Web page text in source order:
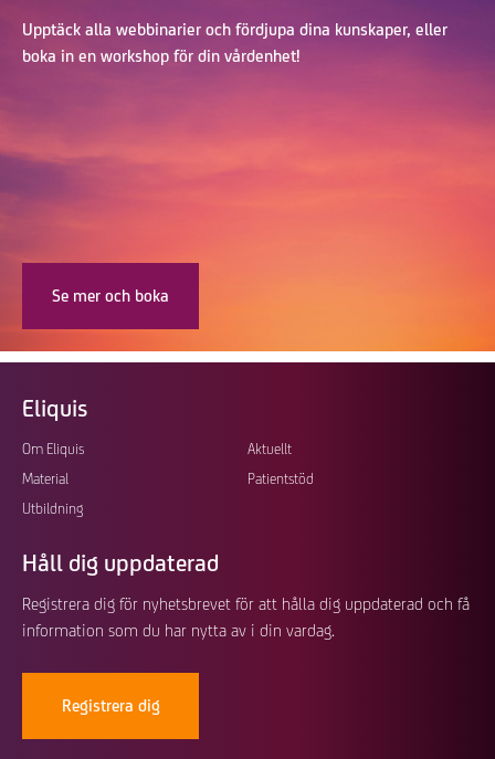
Upptäck alla webbinarier och fördjupa dina kunskaper, eller
boka in en workshop för din vårdenhet!
Se mer och boka
Eliquis
Footer
Om Eliquis
Aktuellt
Material
Patientstöd
Utbildning
Håll dig uppdaterad
Registrera dig för nyhetsbrevet för att hålla dig uppdaterad och få
information som du har nytta av i din vardag.
Registrera dig